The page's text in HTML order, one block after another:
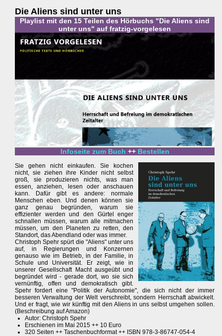
Die Aliens sind unter uns
Playlist mit den 15 Teilen des Hörbuchs "Die Aliens sind
unter uns" auf fratzig-vorgelesen
Infoseite zum Buch ++ Bestellen
Sie gehen nicht einkaufen. Sie kochen
nicht, sie ziehen ihre Kinder nicht selbst
groß, sie produzieren nichts, was man
essen, anziehen, lesen oder anschauen
kann. Dafür gibt es andere: normale
Menschen eben. Und denen können sie
ganz genau begründen, warum sie
effizienter werden und den Gürtel enger
schnallen müssen, warum alle mitmachen
müssen, um den Planeten zu retten, den
Standort, das Abendland oder was immer.
Christoph Spehr spürt die "Aliens" unter uns
auf, in Regierungen und Konzernen
genauso wie im Betrieb, in der Familie, in
Schule und Universität. Er zeigt, wie in
unserer Gesellschaft Macht ausgeübt und
begründet wird - gerade dort, wo sie sich
vernünftig, offen und demokratisch gibt.
Spehr fordert eine "Politik der Autonomie", die sich nicht der immer
besseren Verwaltung der Welt verschreibt, sondern Herrschaft abwickelt.
Und er fragt, wie wir künftig mit den Aliens in uns selbst umgehen sollen.
(Beschreibung auf Amazon)
Autor: Christoph Spehr
Erschienen im Mai 2015 ++ 10 Euro
320 Seiten ++ Taschenbuchformat ++ ISBN 978-3-86747-054-4